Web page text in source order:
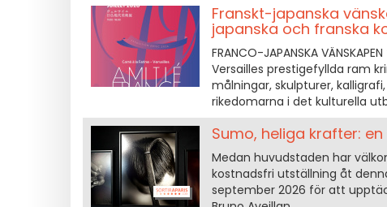
Franskt-japanska
japanska och franska
FRANCO-JAPANSKA
Versailles prestigefyllda ram
målningar, skulpturer,
rikedomarna i det kulturella
Sumo, heliga krafter:
Medan huvudstaden har
kostnadsfri utställning åt
september 2026 för att